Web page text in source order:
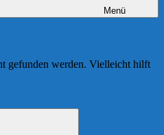
Menü
gefunden werden. Vielleicht hilft